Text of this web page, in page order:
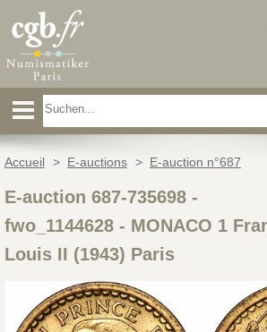
Accueil > E-auctions > E-auction n°687
E-auction 687-735698 -
fwo_1144628- MONACO 1
Louis II (1943) Paris